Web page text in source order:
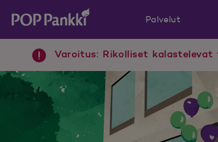
POP Pankki, etusivulle
Palvelut
Varoitus: Rikolliset